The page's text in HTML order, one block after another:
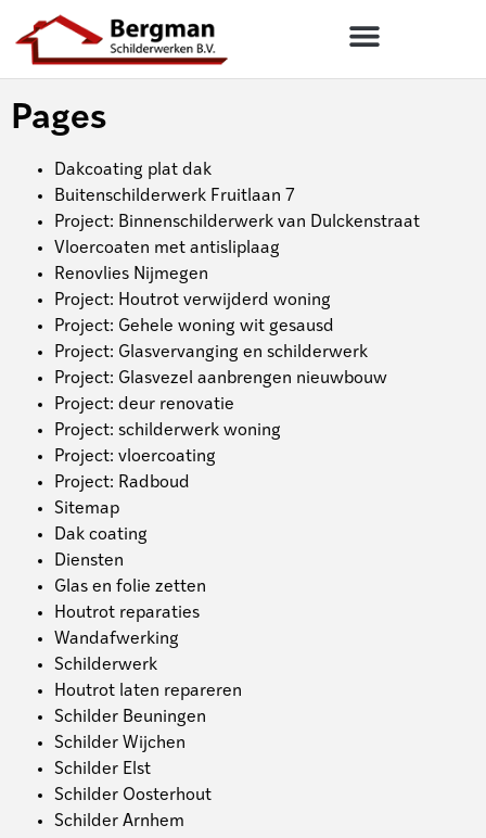
Pages
Dakcoating plat dak
Buitenschilderwerk Fruitlaan 7
Project: Binnenschilderwerk van Dulckenstraat
Vloercoaten met antisliplaag
Renovlies Nijmegen
Project: Houtrot verwijderd woning
Project: Gehele woning wit gesausd
Project: Glasvervanging en schilderwerk
Project: Glasvezel aanbrengen nieuwbouw
Project: deur renovatie
Project: schilderwerk woning
Project: vloercoating
Project: Radboud
Sitemap
Dak coating
Diensten
Glas en folie zetten
Houtrot reparaties
Wandafwerking
Schilderwerk
Houtrot laten repareren
Schilder Beuningen
Schilder Wijchen
Schilder Elst
Schilder Oosterhout
Schilder Arnhem